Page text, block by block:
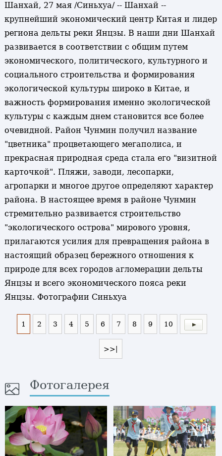
Шанхай, 27 мая /Синьхуа/ -- Шанхай --
крупнейший экономический центр Китая и лидер
региона дельты реки Янцзы. В наши дни Шанхай
развивается в соответствии с общим путем
экономического, политического, культурного и
социального строительства и формирования
экологической культуры широко в Китае, и
важность формирования именно экологической
культуры с каждым днем становится все более
очевидной. Район Чунмин получил название
"цветника" процветающего мегаполиса, и
прекрасная природная среда стала его "визитной
карточкой". Пляжи, заводи, лесопарки,
агропарки и многое другое определяют характер
района. В настоящее время в районе Чунмин
стремительно развивается строительство
"экологического острова" мирового уровня,
прилагаются усилия для превращения района в
настоящий образец бережного отношения к
природе для всех городов агломерации дельты
Янцзы и всего экономического пояса реки
Янцзы. Фотографии Синьхуа
1 2 3 4 5 6 7 8 9 10
>>|
Фотогалерея